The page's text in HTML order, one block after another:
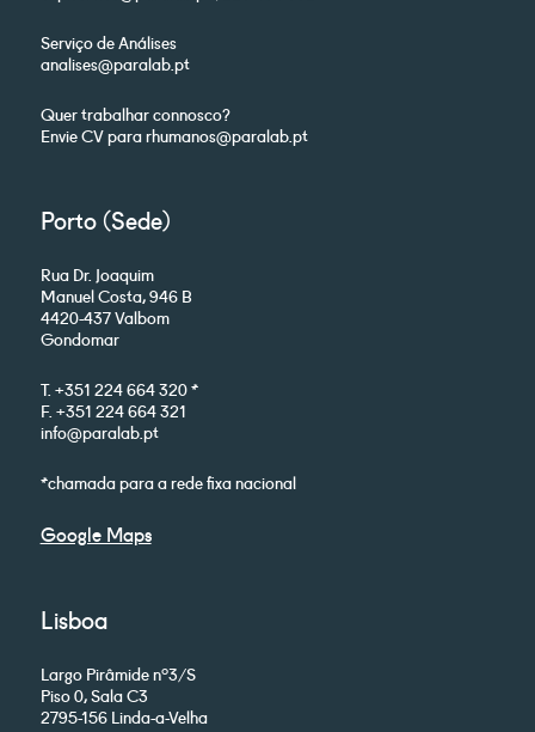
Serviço de Análises
analises@paralab.pt
Quer trabalhar connosco?
Envie CV para rhumanos@paralab.pt
Porto (Sede)
Rua Dr. Joaquim
Manuel Costa, 946 B
4420-437 Valbom
Gondomar
T. +351 224 664 320 *
F. +351 224 664 321
info@paralab.pt
*chamada para a rede fixa nacional
Google Maps
Lisboa
Largo Pirâmide nº3/S
Piso 0, Sala C3
2795-156 Linda-a-Velha